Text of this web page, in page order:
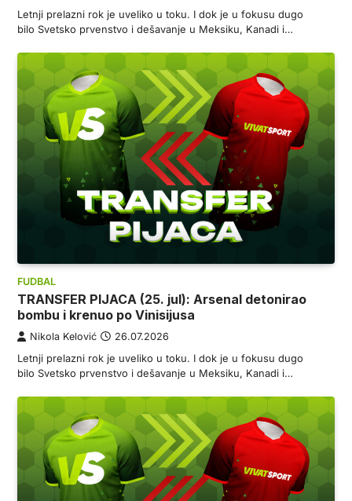
Letnji prelazni rok je uveliko u toku. I dok je u fokusu dugo
bilo Svetsko prvenstvo i dešavanje u Meksiku, Kanadi i…
FUDBAL
TRANSFER PIJACA (25. jul): Arsenal detonirao
bombu i krenuo po Vinisijusa
Nikola Kelović 26.07.2026
Letnji prelazni rok je uveliko u toku. I dok je u fokusu dugo
bilo Svetsko prvenstvo i dešavanje u Meksiku, Kanadi i…